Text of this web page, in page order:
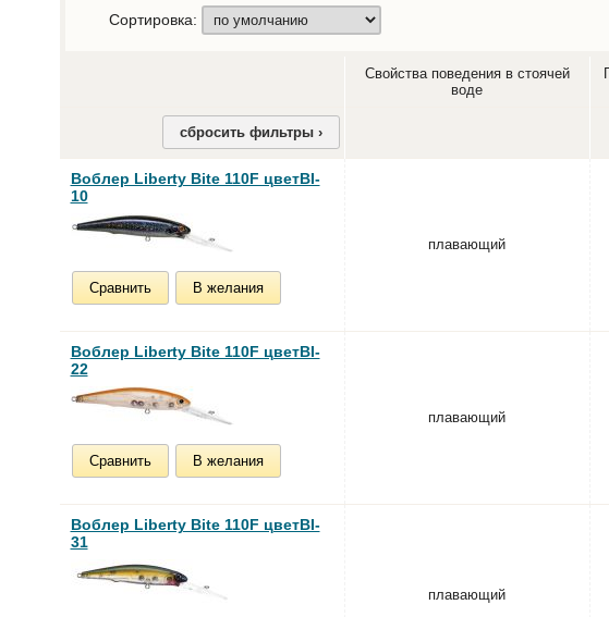
Сортировка:
Свойства поведения в стоячей
воде
сбросить фильтры ›
Воблер Liberty Bite 110F цветBI-
10
Сравнить В желания
плавающий
Воблер Liberty Bite 110F цветBI-
22
Сравнить В желания
плавающий
Воблер Liberty Bite 110F цветBI-
31
плавающий